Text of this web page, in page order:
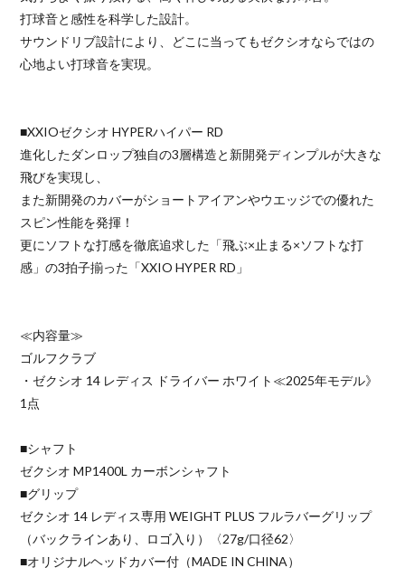
打球音と感性を科学した設計。
サウンドリブ設計により、どこに当ってもゼクシオならではの
心地よい打球音を実現。
■XXIOゼクシオ HYPERハイパー RD
進化したダンロップ独自の3層構造と新開発ディンプルが大きな
飛びを実現し、
また新開発のカバーがショートアイアンやウエッジでの優れた
スピン性能を発揮！
更にソフトな打感を徹底追求した「飛ぶ×止まる×ソフトな打
感」の3拍子揃った「XXIO HYPER RD」
≪内容量≫
ゴルフクラブ
・ゼクシオ 14 レディス ドライバー ホワイト≪2025年モデル》
1点
■シャフト
ゼクシオ MP1400L カーボンシャフト
■グリップ
ゼクシオ 14 レディス専用 WEIGHT PLUS フルラバーグリップ
（バックラインあり、ロゴ入り）〈27g/口径62〉
■オリジナルヘッドカバー付（MADE IN CHINA）